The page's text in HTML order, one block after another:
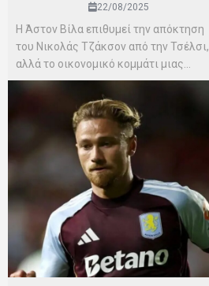
22/08/2025
Η Άστον Βίλα επιθυμεί την απόκτηση
του Νικολάς Τζάκσον από την Τσέλσι,
αλλά το οικονομικό κομμάτι μιας...